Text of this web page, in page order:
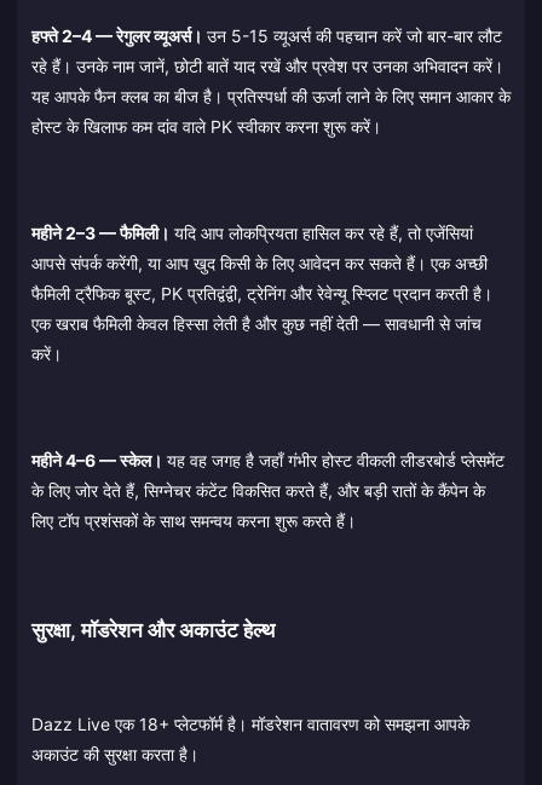
हफ्ते 2–4 — रेगुलर व्यूअर्स। उन 5-15 व्यूअर्स की पहचान करें जो बार-बार लौट
रहे हैं। उनके नाम जानें, छोटी बातें याद रखें और प्रवेश पर उनका अभिवादन करें।
यह आपके फैन क्लब का बीज है। प्रतिस्पर्धा की ऊर्जा लाने के लिए समान आकार के
होस्ट के खिलाफ कम दांव वाले PK स्वीकार करना शुरू करें।
महीने 2–3 — फैमिली। यदि आप लोकप्रियता हासिल कर रहे हैं, तो एजेंसियां
आपसे संपर्क करेंगी, या आप खुद किसी के लिए आवेदन कर सकते हैं। एक अच्छी
फैमिली ट्रैफिक बूस्ट, PK प्रतिद्वंद्वी, ट्रेनिंग और रेवेन्यू स्प्लिट प्रदान करती है।
एक खराब फैमिली केवल हिस्सा लेती है और कुछ नहीं देती — सावधानी से जांच
करें।
महीने 4–6 — स्केल। यह वह जगह है जहाँ गंभीर होस्ट वीकली लीडरबोर्ड प्लेसमेंट
के लिए जोर देते हैं, सिग्नेचर कंटेंट विकसित करते हैं, और बड़ी रातों के कैंपेन के
लिए टॉप प्रशंसकों के साथ समन्वय करना शुरू करते हैं।
सुरक्षा, मॉडरेशन और अकाउंट हेल्थ
Dazz Live एक 18+ प्लेटफॉर्म है। मॉडरेशन वातावरण को समझना आपके
अकाउंट की सुरक्षा करता है।